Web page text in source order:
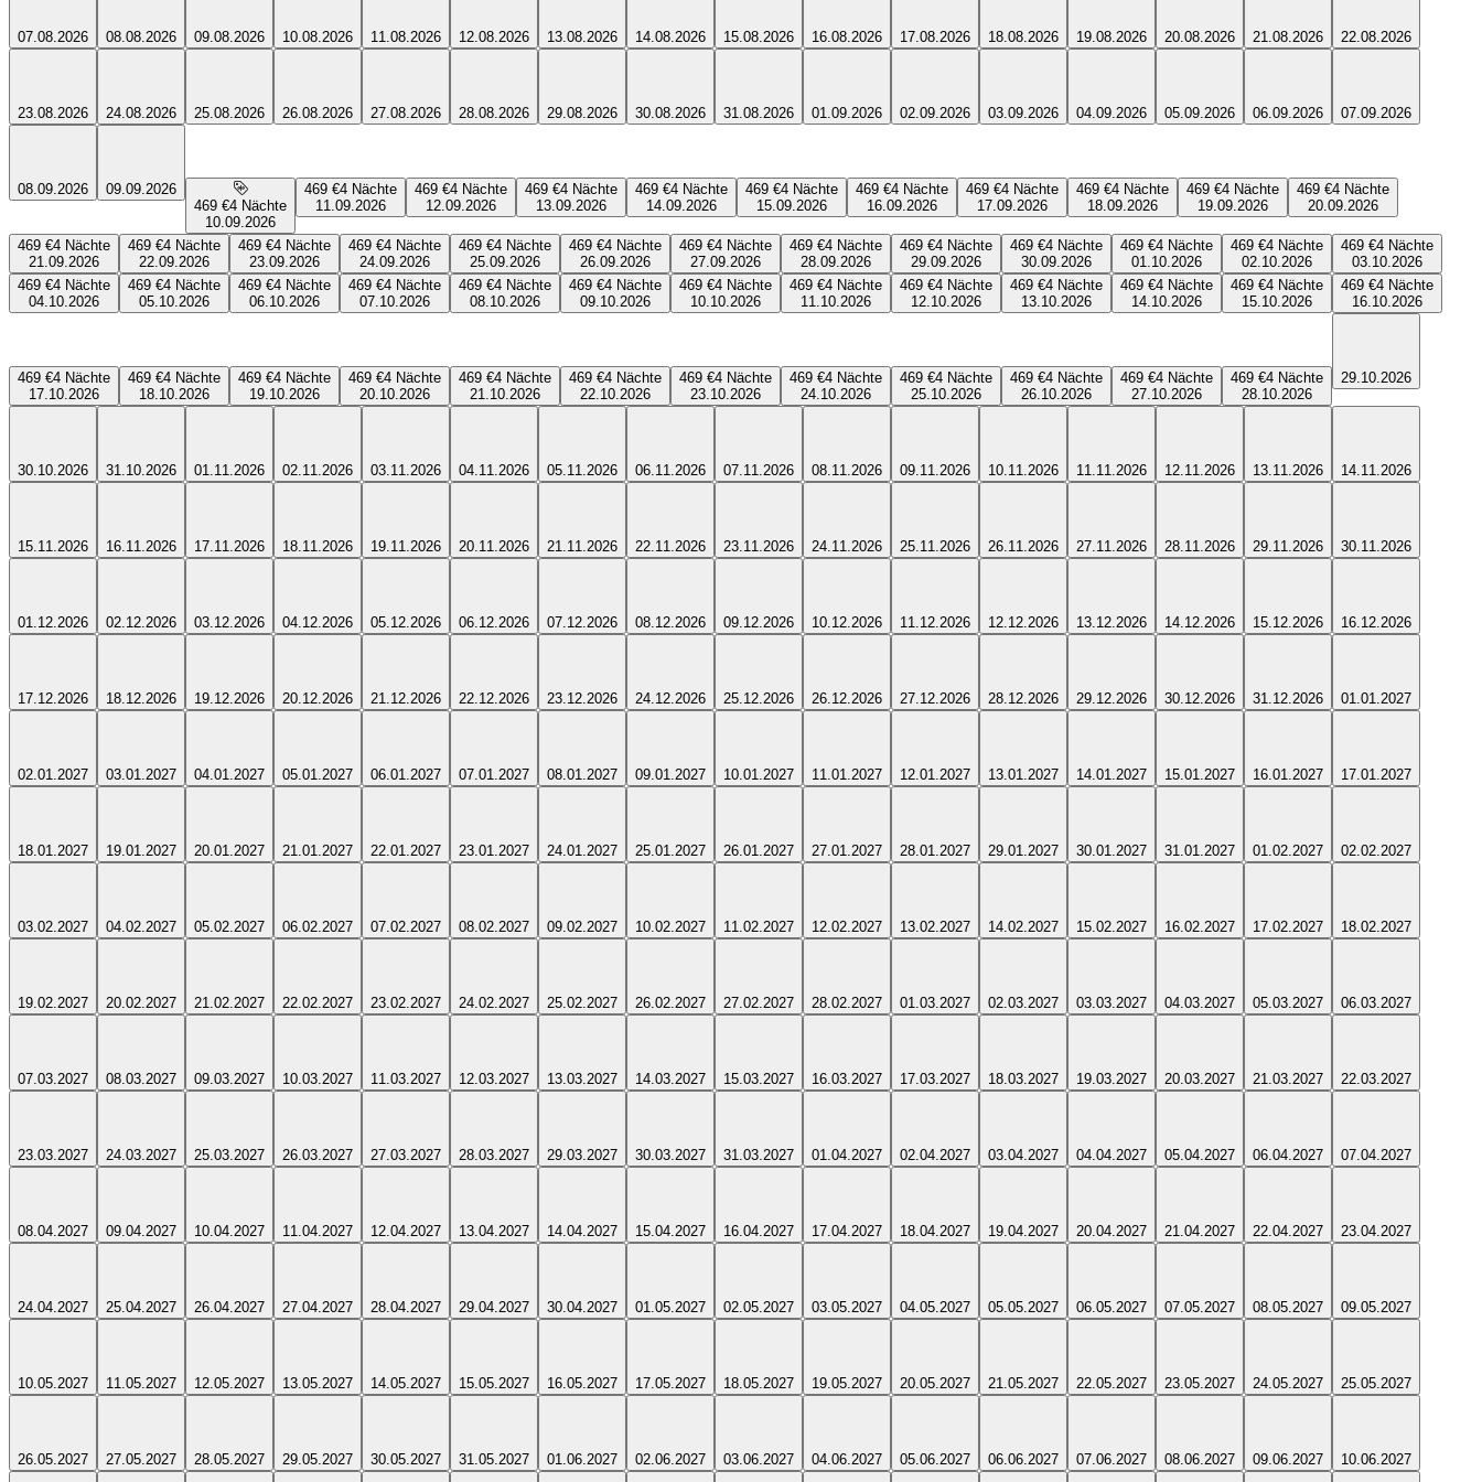
07.08.2026 08.08.2026 09.08.2026 10.08.2026 11.08.2026 12.08.2026 13.08.2026 14.08.2026 15.08.2026 16.08.2026 17.08.2026 18.08.2026 19.08.2026 20.08.2026 21.08.2026 22.08.2026
23.08.2026 24.08.2026 25.08.2026 26.08.2026 27.08.2026 28.08.2026 29.08.2026 30.08.2026 31.08.2026 01.09.2026 02.09.2026 03.09.2026 04.09.2026 05.09.2026 06.09.2026 07.09.2026
08.09.2026
09.09.2026
469 €4 Nächte
10.09.2026
469 €4 Nächte
11.09.2026
469 €4 Nächte
12.09.2026
469 €4 Nächte
13.09.2026
469 €4 Nächte
14.09.2026
469 €4 Nächte
15.09.2026
469 €4 Nächte
16.09.2026
469 €4 Nächte
17.09.2026
469 €4 Nächte
18.09.2026
469 €4 Nächte
19.09.2026
469 €4 Nächte
20.09.2026
469 €4 Nächte
21.09.2026
469 €4 Nächte
22.09.2026
469 €4 Nächte
23.09.2026
469 €4 Nächte
24.09.2026
469 €4 Nächte
25.09.2026
469 €4 Nächte
26.09.2026
469 €4 Nächte
27.09.2026
469 €4 Nächte
28.09.2026
469 €4 Nächte
29.09.2026
469 €4 Nächte
30.09.2026
469 €4 Nächte
01.10.2026
469 €4 Nächte
02.10.2026
469 €4 Nächte
03.10.2026
469 €4 Nächte
04.10.2026
469 €4 Nächte
05.10.2026
469 €4 Nächte
06.10.2026
469 €4 Nächte
07.10.2026
469 €4 Nächte
08.10.2026
469 €4 Nächte
09.10.2026
469 €4 Nächte
10.10.2026
469 €4 Nächte
11.10.2026
469 €4 Nächte
12.10.2026
469 €4 Nächte
13.10.2026
469 €4 Nächte
14.10.2026
469 €4 Nächte
15.10.2026
469 €4 Nächte
16.10.2026
469 €4 Nächte
17.10.2026
469 €4 Nächte
18.10.2026
469 €4 Nächte
19.10.2026
469 €4 Nächte
20.10.2026
469 €4 Nächte
21.10.2026
469 €4 Nächte
22.10.2026
469 €4 Nächte
23.10.2026
469 €4 Nächte
24.10.2026
469 €4 Nächte
25.10.2026
469 €4 Nächte
26.10.2026
469 €4 Nächte
27.10.2026
469 €4 Nächte
28.10.2026
29.10.2026
30.10.2026 31.10.2026 01.11.2026 02.11.2026 03.11.2026 04.11.2026 05.11.2026 06.11.2026 07.11.2026 08.11.2026 09.11.2026 10.11.2026 11.11.2026 12.11.2026 13.11.2026 14.11.2026
15.11.2026 16.11.2026 17.11.2026 18.11.2026 19.11.2026 20.11.2026 21.11.2026 22.11.2026 23.11.2026 24.11.2026 25.11.2026 26.11.2026 27.11.2026 28.11.2026 29.11.2026 30.11.2026
01.12.2026 02.12.2026 03.12.2026 04.12.2026 05.12.2026 06.12.2026 07.12.2026 08.12.2026 09.12.2026 10.12.2026 11.12.2026 12.12.2026 13.12.2026 14.12.2026 15.12.2026 16.12.2026
17.12.2026 18.12.2026 19.12.2026 20.12.2026 21.12.2026 22.12.2026 23.12.2026 24.12.2026 25.12.2026 26.12.2026 27.12.2026 28.12.2026 29.12.2026 30.12.2026 31.12.2026 01.01.2027
02.01.2027 03.01.2027 04.01.2027 05.01.2027 06.01.2027 07.01.2027 08.01.2027 09.01.2027 10.01.2027 11.01.2027 12.01.2027 13.01.2027 14.01.2027 15.01.2027 16.01.2027 17.01.2027
18.01.2027 19.01.2027 20.01.2027 21.01.2027 22.01.2027 23.01.2027 24.01.2027 25.01.2027 26.01.2027 27.01.2027 28.01.2027 29.01.2027 30.01.2027 31.01.2027 01.02.2027 02.02.2027
03.02.2027 04.02.2027 05.02.2027 06.02.2027 07.02.2027 08.02.2027 09.02.2027 10.02.2027 11.02.2027 12.02.2027 13.02.2027 14.02.2027 15.02.2027 16.02.2027 17.02.2027 18.02.2027
19.02.2027 20.02.2027 21.02.2027 22.02.2027 23.02.2027 24.02.2027 25.02.2027 26.02.2027 27.02.2027 28.02.2027 01.03.2027 02.03.2027 03.03.2027 04.03.2027 05.03.2027 06.03.2027
07.03.2027 08.03.2027 09.03.2027 10.03.2027 11.03.2027 12.03.2027 13.03.2027 14.03.2027 15.03.2027 16.03.2027 17.03.2027 18.03.2027 19.03.2027 20.03.2027 21.03.2027 22.03.2027
23.03.2027 24.03.2027 25.03.2027 26.03.2027 27.03.2027 28.03.2027 29.03.2027 30.03.2027 31.03.2027 01.04.2027 02.04.2027 03.04.2027 04.04.2027 05.04.2027 06.04.2027 07.04.2027
08.04.2027 09.04.2027 10.04.2027 11.04.2027 12.04.2027 13.04.2027 14.04.2027 15.04.2027 16.04.2027 17.04.2027 18.04.2027 19.04.2027 20.04.2027 21.04.2027 22.04.2027 23.04.2027
24.04.2027 25.04.2027 26.04.2027 27.04.2027 28.04.2027 29.04.2027 30.04.2027 01.05.2027 02.05.2027 03.05.2027 04.05.2027 05.05.2027 06.05.2027 07.05.2027 08.05.2027 09.05.2027
10.05.2027 11.05.2027 12.05.2027 13.05.2027 14.05.2027 15.05.2027 16.05.2027 17.05.2027 18.05.2027 19.05.2027 20.05.2027 21.05.2027 22.05.2027 23.05.2027 24.05.2027 25.05.2027
26.05.2027 27.05.2027 28.05.2027 29.05.2027 30.05.2027 31.05.2027 01.06.2027 02.06.2027 03.06.2027 04.06.2027 05.06.2027 06.06.2027 07.06.2027 08.06.2027 09.06.2027 10.06.2027